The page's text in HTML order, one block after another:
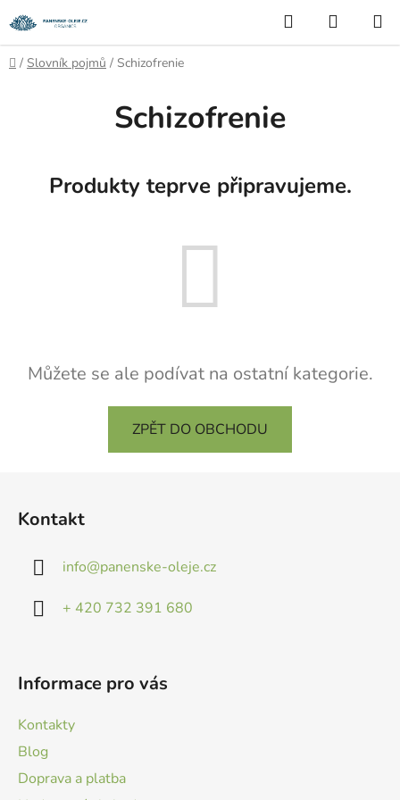
na
obsah
Hledat
KOŠÍK
Domů
/ Slovník pojmů / Schizofrenie
Schizofrenie
Produkty teprve připravujeme.
Můžete se ale podívat na ostatní kategorie.
ZPĚT DO OBCHODU
Kontakt
info@panenske-oleje.cz
+ 420 732 391 680
Informace pro vás
Kontakty
Blog
Doprava a platba